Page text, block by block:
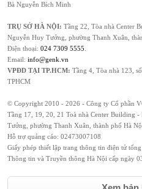
Bà Nguyễn Bích Minh
TRỤ SỞ HÀ NỘI: Tầng 22, Tòa nhà Center
Nguyễn Huy Tưởng, phường Thanh Xuân,
Điện thoại: 024 7309 5555.
Email: info@genk.vn
VPĐD TẠI TP.HCM: Tầng 4, Tòa nhà 123,
TPHCM
© Copyright 2010 - 2026 - Công ty Cổ phần
Tầng 17, 19, 20, 21 Toà nhà Center Building
Tưởng, phường Thanh Xuân, thành phố Hà
Hỗ trợ quảng cáo: 02473007108
Giấy phép thiết lập trang thông tin điện tử
Thông tin và Truyền thông Hà Nội cấp ngày